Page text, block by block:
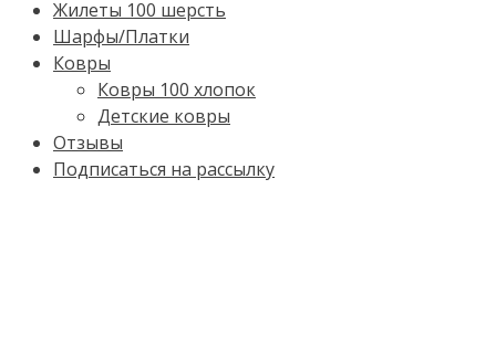
Жилеты 100 шерсть
Шарфы/Платки
Ковры
Ковры 100 хлопок
Детские ковры
Отзывы
Подписаться на рассылку